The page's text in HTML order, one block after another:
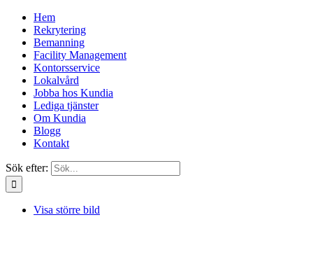
Hem
Rekrytering
Bemanning
Facility Management
Kontorsservice
Lokalvård
Jobba hos Kundia
Lediga tjänster
Om Kundia
Blogg
Kontakt
Sök efter:
Visa större bild